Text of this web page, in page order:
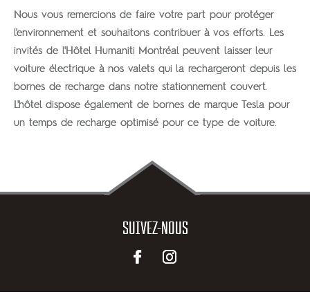
Nous vous remercions de faire votre part pour protéger
l'environnement et souhaitons contribuer à vos efforts. Les
invités de l'Hôtel Humaniti Montréal peuvent laisser leur
voiture électrique à nos valets qui la rechargeront depuis les
bornes de recharge dans notre stationnement couvert.
L'hôtel dispose également de bornes de marque Tesla pour
un temps de recharge optimisé pour ce type de voiture.
SUIVEZ-NOUS